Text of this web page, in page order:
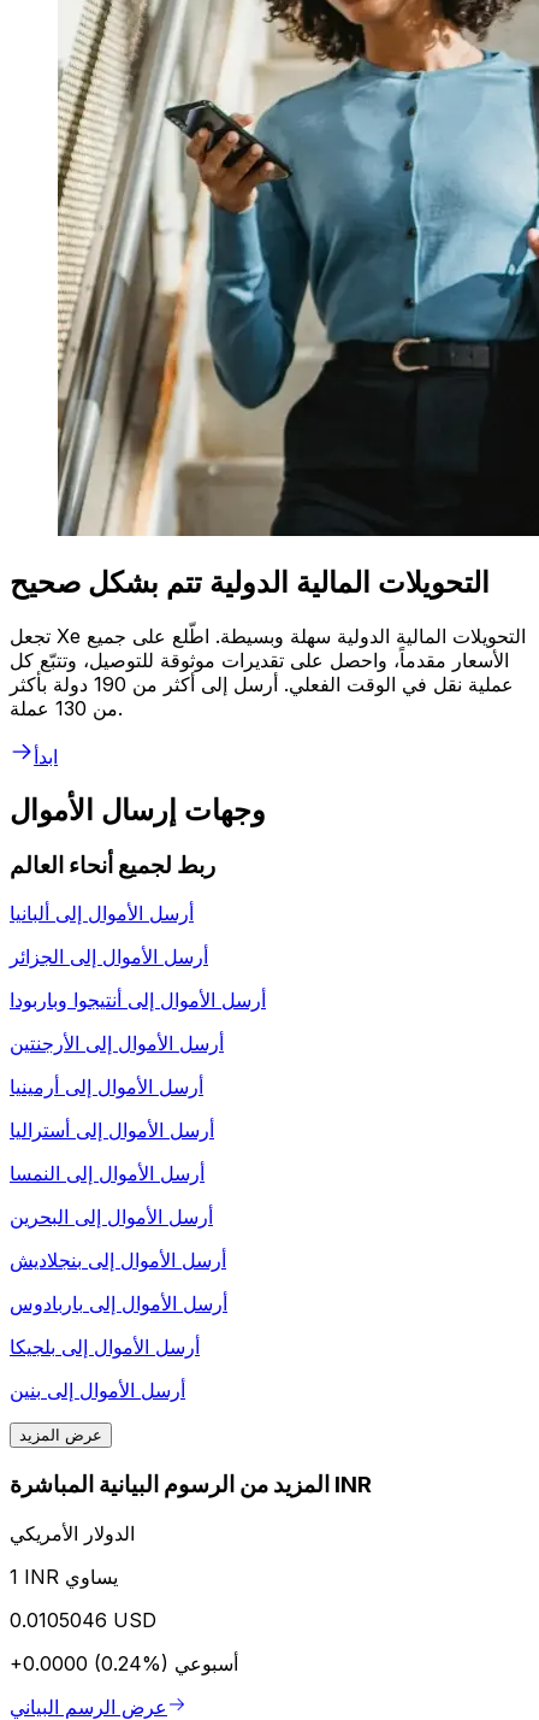
التحويلات المالية الدولية تتم بشكل صحيح
تجعل Xe التحويلات المالية الدولية سهلة وبسيطة. اطّلع على جميع
الأسعار مقدماً، واحصل على تقديرات موثوقة للتوصيل، وتتبّع كل
عملية نقل في الوقت الفعلي. أرسل إلى أكثر من 190 دولة بأكثر
من 130 عملة.
ابدأ
وجهات إرسال الأموال
ربط لجميع أنحاء العالم
أرسل الأموال إلى ألبانيا
أرسل الأموال إلى الجزائر
أرسل الأموال إلى أنتيجوا وباربودا
أرسل الأموال إلى الأرجنتين
أرسل الأموال إلى أرمينيا
أرسل الأموال إلى أستراليا
أرسل الأموال إلى النمسا
أرسل الأموال إلى البحرين
أرسل الأموال إلى بنجلاديش
أرسل الأموال إلى باربادوس
أرسل الأموال إلى بلجيكا
أرسل الأموال إلى بنين
عرض المزيد
المزيد من الرسوم البيانية المباشرة INR
الدولار الأمريكي
1 INR يساوي
0.0105046 USD
+0.0000 (0.24%) أسبوعي
عرض الرسم البياني